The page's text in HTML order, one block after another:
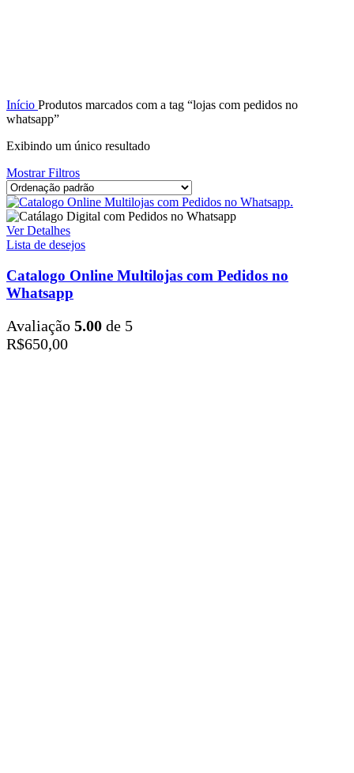
Início Produtos marcados com a tag “lojas com pedidos no
whatsapp”
Exibindo um único resultado
Mostrar Filtros
Ver Detalhes
Lista de desejos
Catalogo Online Multilojas com Pedidos no
Whatsapp
Avaliação 5.00 de 5
R$650,00